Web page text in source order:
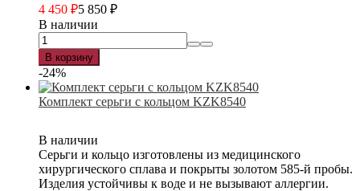
4 450 ₽5 850 ₽
В наличии
В корзину
-24%
Комплект серьги с кольцом KZK8540
В наличии
Серьги и кольцо изготовлены из медицинского
хирургического сплава и покрыты золотом 585-й пробы.
Изделия устойчивы к воде и не вызывают аллергии.